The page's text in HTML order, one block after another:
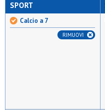
SPORT
Calcio a 7
RIMUOVI